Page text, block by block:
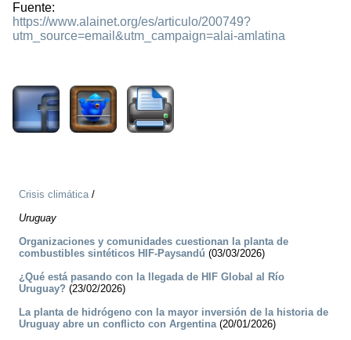
Fuente:
https://www.alainet.org/es/articulo/200749?
utm_source=email&utm_campaign=alai-amlatina
Crisis climática/
Uruguay
Organizaciones y comunidades cuestionan la planta de
combustibles sintéticos HIF-Paysandú (03/03/2026)
¿Qué está pasando con la llegada de HIF Global al Río
Uruguay? (23/02/2026)
La planta de hidrógeno con la mayor inversión de la historia de
Uruguay abre un conflicto con Argentina(20/01/2026)